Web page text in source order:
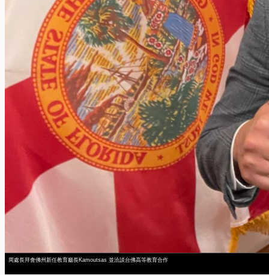
周處長拜會佛州新任教育廳長Kamoutsas 並洽談台佛高等教育合作